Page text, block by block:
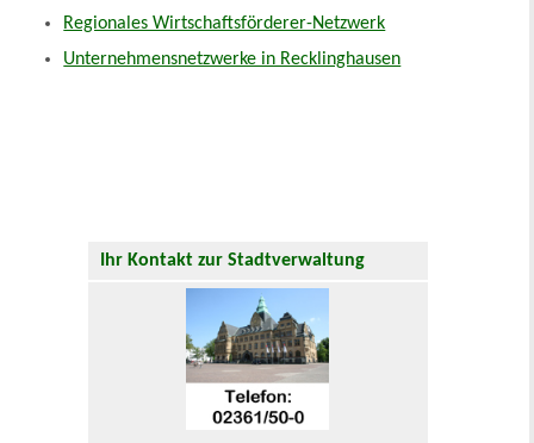
Regionales Wirtschaftsförderer-Netzwerk
Unternehmensnetzwerke in Recklinghausen
Ihr Kontakt zur Stadtverwaltung